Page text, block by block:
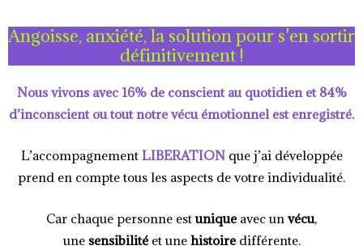
Angoisse, anxiété, la solution pour s'en sortir
définitivement !
Nous vivons avec 16% de conscient au quotidien et 84%
d’inconscient ou tout notre vécu émotionnel est enregistré.
L’accompagnement LIBERATIONque j’ai développée
prend en compte tous les aspects de votre individualité.
Car chaque personne estunique avec un vécu,
une sensibilitéet une histoiredifférente.